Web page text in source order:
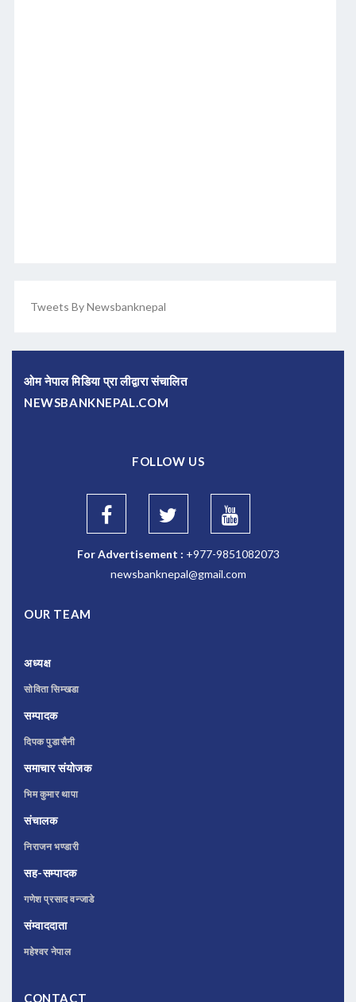
Tweets By Newsbanknepal
ओम नेपाल मिडिया प्रा लीद्वारा संचालित
NEWSBANKNEPAL.COM
FOLLOW US
For Advertisement : +977-9851082073
newsbanknepal@gmail.com
OUR TEAM
अध्यक्ष
सोविता सिम्खडा
सम्पादक
दिपक पुडासैनी
समाचार संयोजक
भिम कुमार थापा
संचालक
निराजन भण्डारी
सह-सम्पादक
गणेश प्रसाद वन्जाडे
संम्वाददाता
महेश्वर नेपाल
CONTACT